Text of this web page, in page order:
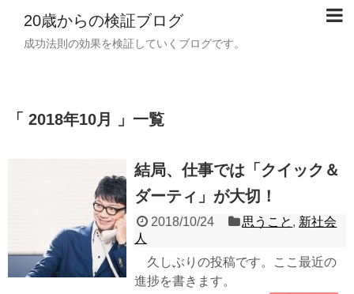
20歳からの検証ブログ
成功法則の効果を検証していくブログです。
「 2018年10月 」一覧
結局、仕事では「クイック＆
ダーティ」が大切！
2018/10/24 思うこと , 新社会
人
久しぶりの投稿です。ここ最近の
進捗を書きます。